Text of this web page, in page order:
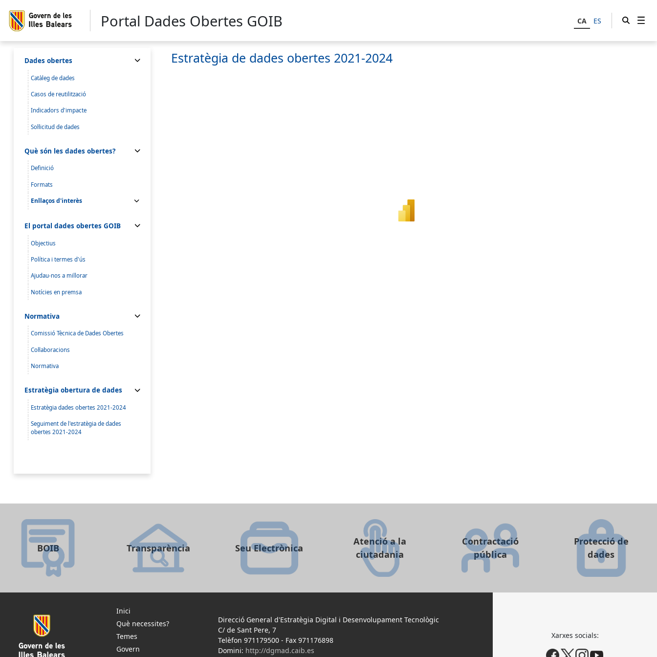
Portal Dades Obertes GOIB CA ES
Dades obertes
Catàleg de dades
Casos de reutilització
Indicadors d'impacte
Sol·licitud de dades
Què són les dades obertes?
Definició
Formats
Enllaços d'interès
El portal dades obertes GOIB
Objectius
Política i termes d'ús
Ajudau-nos a millorar
Notícies en premsa
Normativa
Comissió Tècnica de Dades Obertes
Col·laboracions
Normativa
Estratègia obertura de dades
Estratègia dades obertes 2021-2024
Seguiment de l'estratègia de dades
obertes 2021-2024
Estratègia de dades obertes 2021-2024
BOIB Transparència Seu Electrònica
Atenció a la
ciutadania
Contractació
pública
Protecció de
dades
Inici
Què necessites?
Temes
Govern
Direcció General d'Estratègia Digital i Desenvolupament Tecnològic
C/ de Sant Pere, 7
Telèfon 971179500 - Fax 971176898
Domini: http://dgmad.caib.es
Xarxes socials: